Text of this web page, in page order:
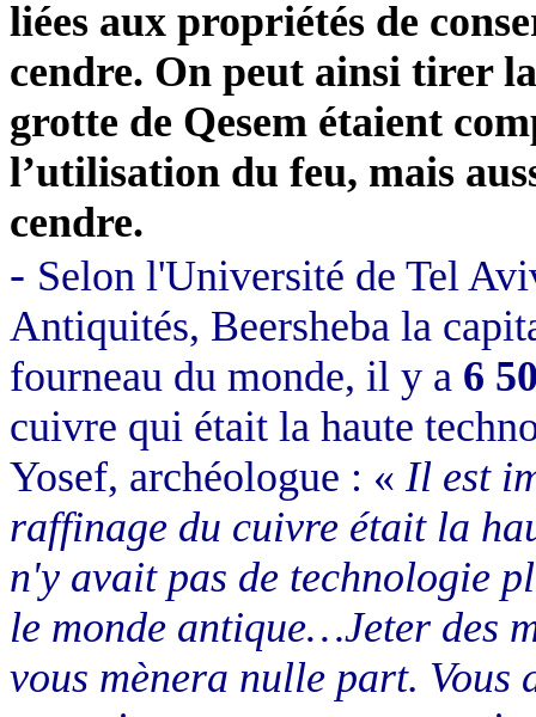
liées aux propriétés de
cendre. On peut ainsi tirer
grotte de Qesem étaient
l’utilisation du feu, mais
cendre.
- Selon l'Université de Tel
Antiquités, Beersheba la
fourneau du monde, il y a 6
cuivre qui était la haute
Yosef, archéologue : « Il est
raffinage du cuivre était la
n'y avait pas de technologie
le monde antique…Jeter des
vous mènera nulle part. Vous